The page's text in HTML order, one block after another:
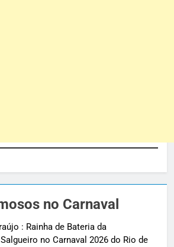
no Carnaval
: Rainha de Bateria da
no Carnaval 2026 do Rio de